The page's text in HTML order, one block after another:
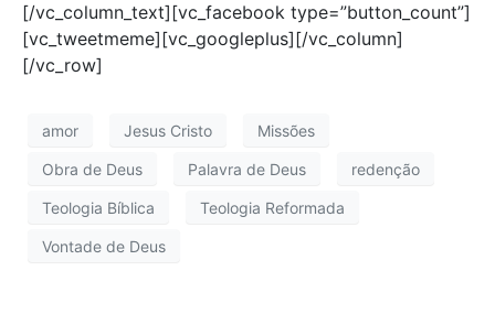
[/vc_column_text][vc_facebook type=”button_count”]
[vc_tweetmeme][vc_googleplus][/vc_column]
[/vc_row]
amor Jesus Cristo Missões
Obra de Deus Palavra de Deus redenção
Teologia Bíblica Teologia Reformada
Vontade de Deus